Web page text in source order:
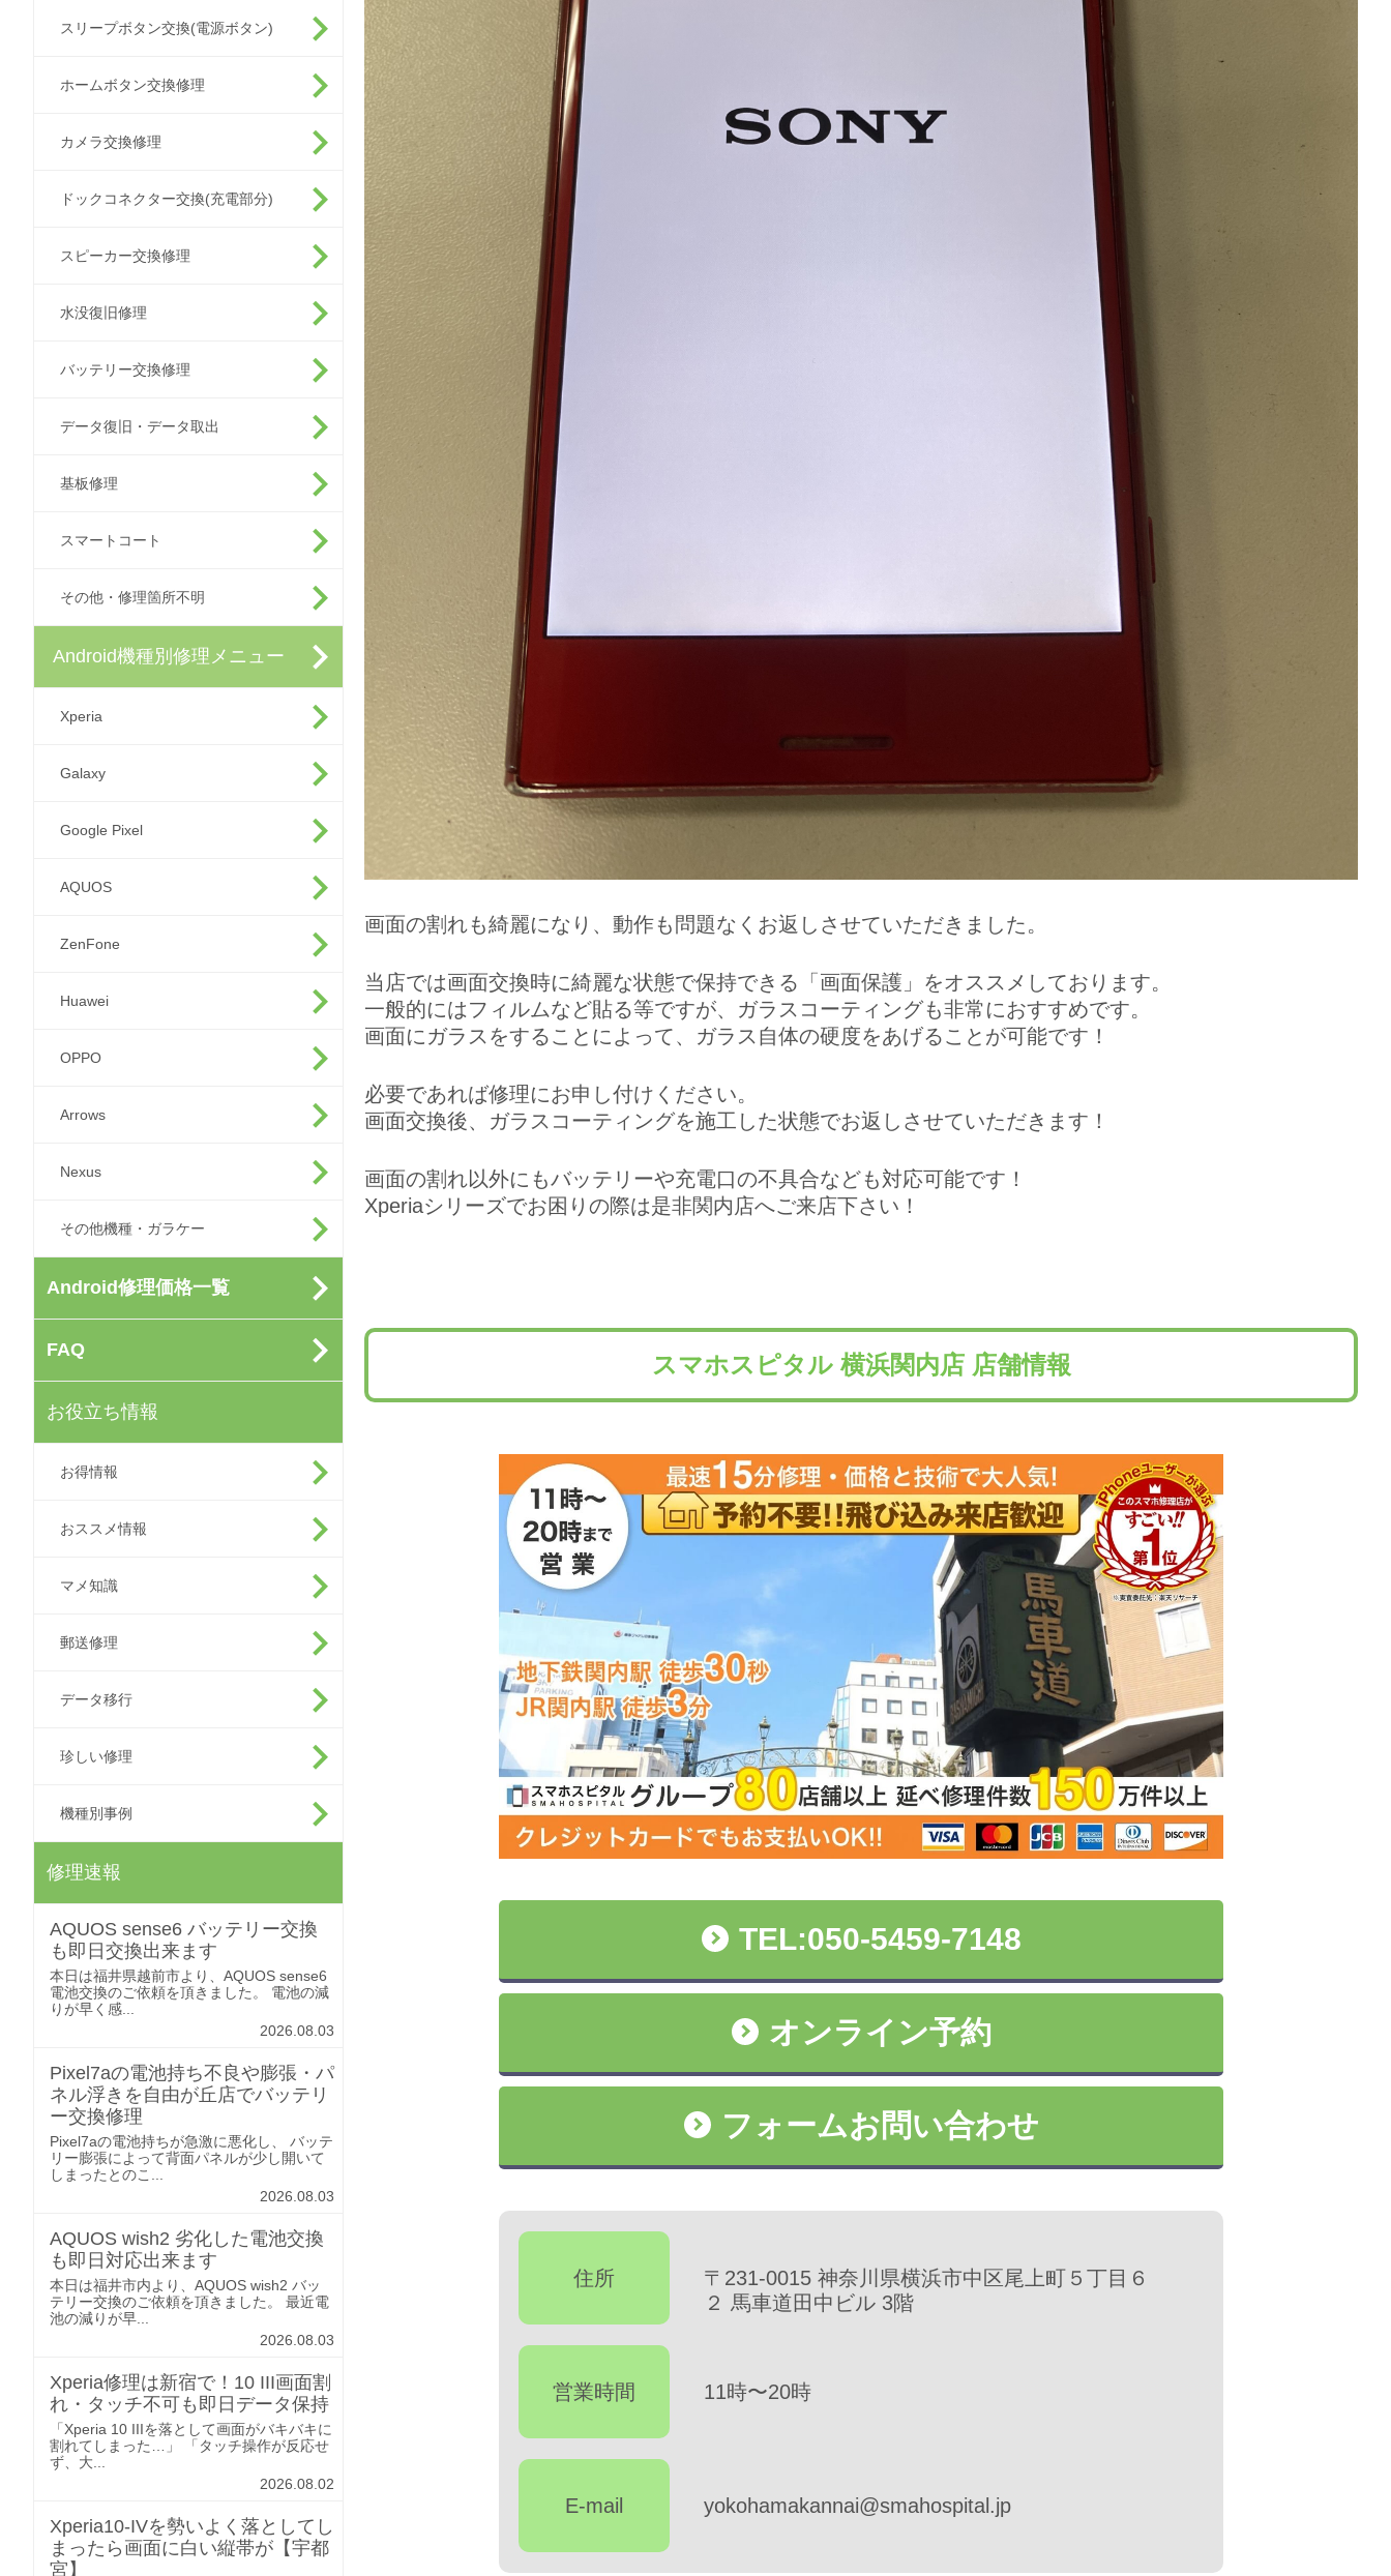
スリープボタン交換(電源ボタン)
ホームボタン交換修理
カメラ交換修理
ドックコネクター交換(充電部分)
スピーカー交換修理
水没復旧修理
バッテリー交換修理
データ復旧・データ取出
基板修理
スマートコート
その他・修理箇所不明
Android機種別修理メニュー
Xperia
Galaxy
Google Pixel
AQUOS
ZenFone
Huawei
OPPO
Arrows
Nexus
その他機種・ガラケー
Android修理価格一覧
FAQ
お役立ち情報
お得情報
おススメ情報
マメ知識
郵送修理
データ移行
珍しい修理
機種別事例
修理速報
AQUOS sense6 バッテリー交換
も即日交換出来ます
本日は福井県越前市より、AQUOS sense6
電池交換のご依頼を頂きました。 電池の減
りが早く感...
2026.08.03
Pixel7aの電池持ち不良や膨張・パ
ネル浮きを自由が丘店でバッテリ
ー交換修理
Pixel7aの電池持ちが急激に悪化し、 バッテ
リー膨張によって背面パネルが少し開いて
しまったとのこ...
2026.08.03
AQUOS wish2 劣化した電池交換
も即日対応出来ます
本日は福井市内より、AQUOS wish2 バッ
テリー交換のご依頼を頂きました。 最近電
池の減りが早...
2026.08.03
Xperia修理は新宿で！10 III画面割
れ・タッチ不可も即日データ保持
「Xperia 10 IIIを落として画面がバキバキに
割れてしまった…」 「タッチ操作が反応せ
ず、大...
2026.08.02
Xperia10-IVを勢いよく落としてし
まったら画面に白い縦帯が【宇都
宮】
画面の割れも綺麗になり、動作も問題なくお返しさせていただきました。
当店では画面交換時に綺麗な状態で保持できる「画面保護」をオススメしております。
一般的にはフィルムなど貼る等ですが、ガラスコーティングも非常におすすめです。
画面にガラスをすることによって、ガラス自体の硬度をあげることが可能です！
必要であれば修理にお申し付けください。
画面交換後、ガラスコーティングを施工した状態でお返しさせていただきます！
画面の割れ以外にもバッテリーや充電口の不具合なども対応可能です！
Xperiaシリーズでお困りの際は是非関内店へご来店下さい！
スマホスピタル 横浜関内店 店舗情報
TEL:050-5459-7148
オンライン予約
フォームお問い合わせ
住所
〒231-0015 神奈川県横浜市中区尾上町５丁目６
２ 馬車道田中ビル 3階
営業時間 11時〜20時
E-mail yokohamakannai@smahospital.jp